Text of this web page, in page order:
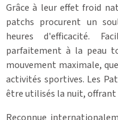
Grâce à leur effet froid
patchs procurent un
heures d'efficacité.
parfaitement à la peau
mouvement maximale,
activités sportives. Les
être utilisés la nuit,
Reconnue